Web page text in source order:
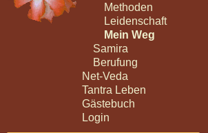
Methoden
Leidenschaft
Mein Weg
Samira
Berufung
Net-Veda
Tantra Leben
Gästebuch
Login